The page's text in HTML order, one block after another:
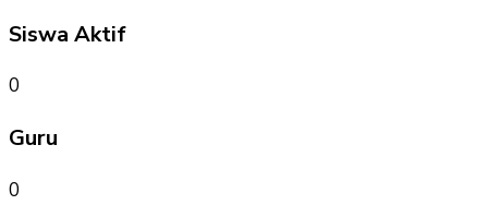
Siswa Aktif
0
Guru
0